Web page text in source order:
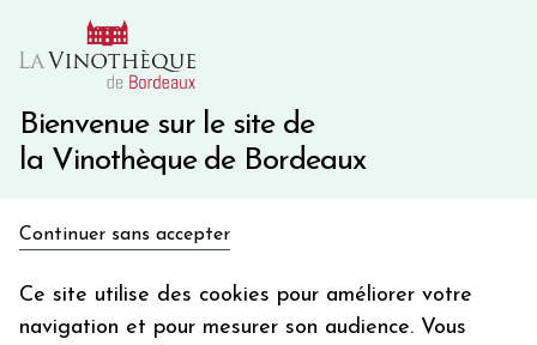
Bienvenue sur le site de
la Vinothèque de Bordeaux
Continuer sans accepter
Ce site utilise des cookies pour améliorer votre
navigation et pour mesurer son audience. Vous
10€ de remise immédiate sur votre première commande
Une question ?
LE PETIT LION DU MARQUIS DE LAS CASES
en bon d'achat
Votre